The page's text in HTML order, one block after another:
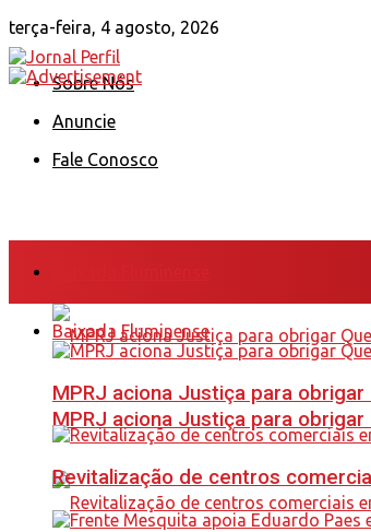
terça-feira, 4 agosto, 2026
Sobre Nós
Anuncie
Fale Conosco
MPRJ aciona Justiça para
Baixada Fluminense
MPRJ aciona Justiça para
Revitalização de centros